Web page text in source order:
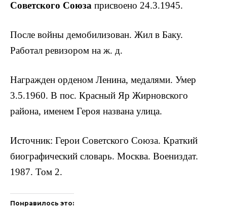
Советского Союза присвоено 24.3.1945.
После войны демобилизован. Жил в Баку.
Работал ревизором на ж. д.
Награжден орденом Ленина, медалями. Умер
3.5.1960. В пос. Красный Яр Жирновского
района, именем Героя названа улица.
Источник: Герои Советского Союза. Краткий
биографический словарь. Москва. Воениздат.
1987. Том 2.
Понравилось это: